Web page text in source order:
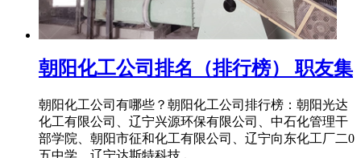
朝阳化工公司排名（排行榜） 职友集
朝阳化工公司有哪些？朝阳化工公司排行榜：朝阳光达
化工有限公司、辽宁兴源环保有限公司、中石化管理干
部学院、朝阳市征和化工有限公司、辽宁向东化工厂二0